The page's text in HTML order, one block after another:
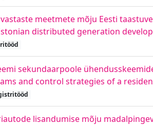
meetmete mõju Eesti
distributed generation
sekundaarpoole
and control strategies of a
lisandumise mõju